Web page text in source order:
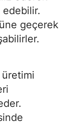
edebilir.
geçerek